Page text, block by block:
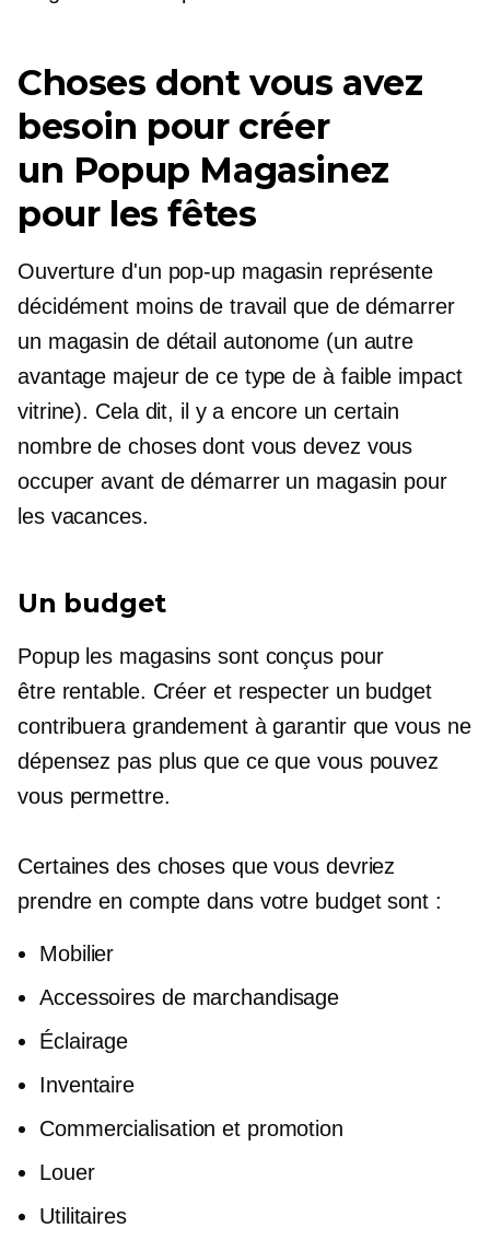
Choses dont vous avez
besoin pour créer
un Popup Magasinez
pour les fêtes
Ouverture d'un pop-upmagasin représente
décidément moins de travail que de démarrer
un magasin de détail autonome (un autre
avantage majeur de ce type de à faible impact
vitrine). Cela dit, il y a encore un certain
nombre de choses dont vous devez vous
occuper avant de démarrer un magasin pour
les vacances.
Un budget
Popuples magasins sont conçus pour
être rentable. Créer et respecter un budget
contribuera grandement à garantir que vous ne
dépensez pas plus que ce que vous pouvez
vous permettre.
Certaines des choses que vous devriez
prendre en compte dans votre budget sont :
Mobilier
Accessoires de marchandisage
Éclairage
Inventaire
Commercialisation et promotion
Louer
Utilitaires